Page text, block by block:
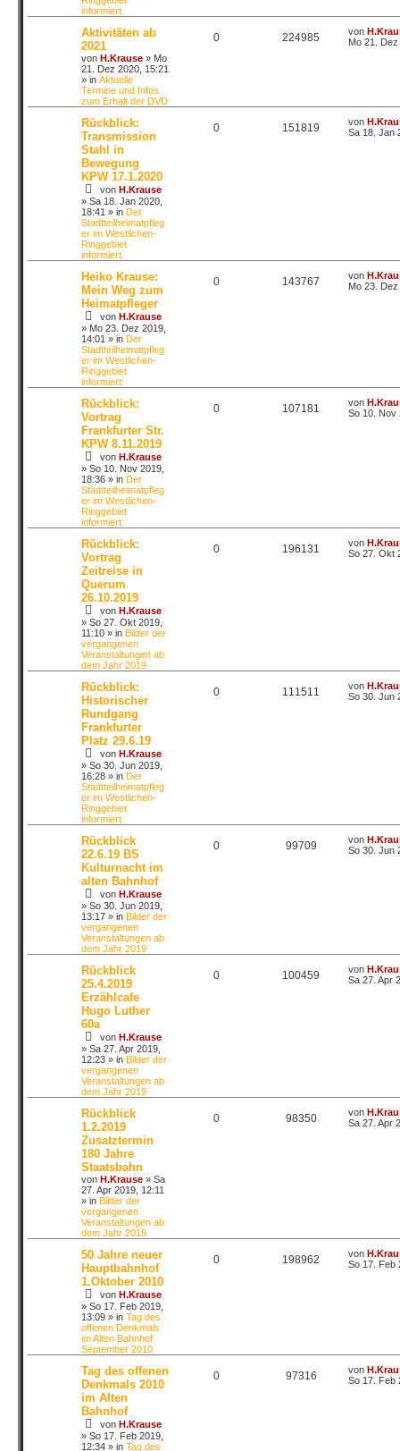
informiert:
Aktivitäten ab
2021
von H.Krause » Mo
21. Dez 2020, 15:21
» in Aktuelle
Termine und Infos
zum Erhalt der DVD
0 224985 von
Mo 21.
Rückblick:
Transmission
Stahl in
Bewegung
KPW 17.1.2020
von H.Krause
» Sa 18. Jan 2020,
18:41 » in Der
Stadtteilheimatpfleg
er im Westlichen-
Ringgebiet
informiert:
0 151819 von
Sa 18. Jan
Heiko Krause:
Mein Weg zum
Heimatpfleger
von H.Krause
» Mo 23. Dez 2019,
14:01 » in Der
Stadtteilheimatpfleg
er im Westlichen-
Ringgebiet
informiert:
0 143767 von
Mo 23.
Rückblick:
Vortrag
Frankfurter Str.
KPW 8.11.2019
von H.Krause
» So 10. Nov 2019,
18:36 » in Der
Stadtteilheimatpfleg
er im Westlichen-
Ringgebiet
informiert:
0 107181 von
So 10. Nov
Rückblick:
Vortrag
Zeitreise in
Querum
26.10.2019
von H.Krause
» So 27. Okt 2019,
11:10 » in Bilder der
vergangenen
Veranstaltungen ab
dem Jahr 2019
0 196131 von
So 27. Okt
Rückblick:
Historischer
Rundgang
Frankfurter
Platz 29.6.19
von H.Krause
» So 30. Jun 2019,
16:28 » in Der
Stadtteilheimatpfleg
er im Westlichen-
Ringgebiet
informiert:
0 111511 von
So 30. Jun
Rückblick
22.6.19 BS
Kulturnacht im
alten Bahnhof
von H.Krause
» So 30. Jun 2019,
13:17 » in Bilder der
vergangenen
Veranstaltungen ab
dem Jahr 2019
0 99709 von
So 30. Jun
Rückblick
25.4.2019
Erzählcafe
Hugo Luther
60a
von H.Krause
» Sa 27. Apr 2019,
12:23 » in Bilder der
vergangenen
Veranstaltungen ab
dem Jahr 2019
0 100459 von
Sa 27. Apr
Rückblick
1.2.2019
Zusatztermin
180 Jahre
Staatsbahn
von H.Krause » Sa
27. Apr 2019, 12:11
» in Bilder der
vergangenen
Veranstaltungen ab
dem Jahr 2019
0 98350 von
Sa 27. Apr
50 Jahre neuer
Hauptbahnhof
1.Oktober 2010
von H.Krause
» So 17. Feb 2019,
13:09 » in Tag des
offenen Denkmals
im Alten Bahnhof
September 2010
0 198962 von
So 17. Feb
Tag des offenen
Denkmals 2010
im Alten
Bahnhof
von H.Krause
» So 17. Feb 2019,
12:34 » in Tag des
0 97316 von
So 17. Feb